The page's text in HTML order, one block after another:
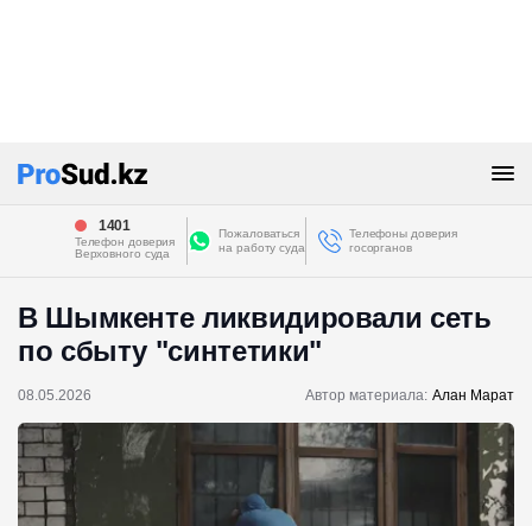
1401
Телефон доверия
Верховного суда
Пожаловаться
на работу суда
Телефоны доверия
госорганов
В Шымкенте ликвидировали сеть
по сбыту "синтетики"
08.05.2026 Автор материала: Алан Марат